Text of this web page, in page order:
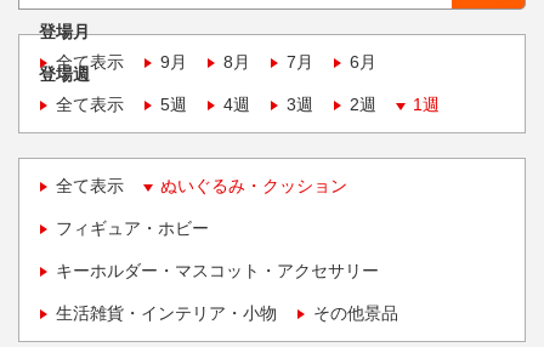
登場月
全て表示
9月 8月 7月 6月
登場週
全て表示
5週 4週 3週 2週 1週
全て表示 ぬいぐるみ・クッション
フィギュア・ホビー
キーホルダー・マスコット・アクセサリー
生活雑貨・インテリア・小物 その他景品